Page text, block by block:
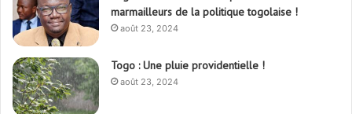
août 23, 2024
août 23, 2024